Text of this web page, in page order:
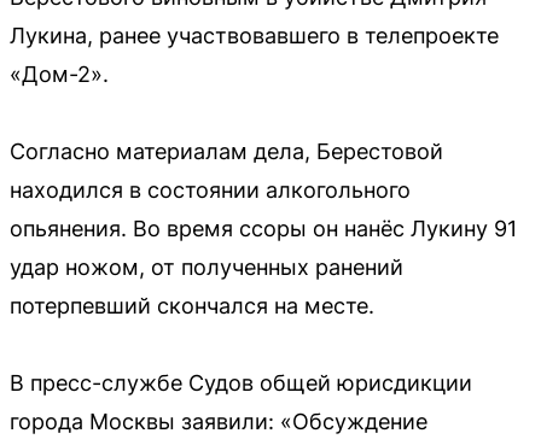
Лукина, ранее участвовавшего в телепроекте
«Дом-2».
Согласно материалам дела, Берестовой
находился в состоянии алкогольного
опьянения. Во время ссоры он нанёс Лукину 91
удар ножом, от полученных ранений
потерпевший скончался на месте.
В пресс-службе Судов общей юрисдикции
города Москвы заявили: «Обсуждение